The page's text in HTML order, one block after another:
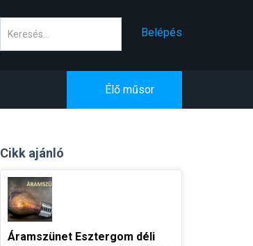
Belépés
Élő műsor
Cikk ajánló
Áramszünet Esztergom déli